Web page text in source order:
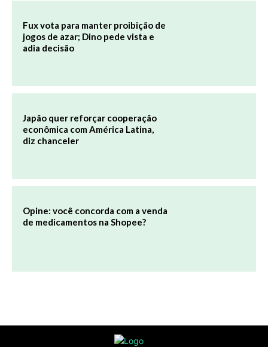
Fux vota para manter proibição de
jogos de azar; Dino pede vista e
adia decisão
Japão quer reforçar cooperação
econômica com América Latina,
diz chanceler
Opine: você concorda com a venda
de medicamentos na Shopee?